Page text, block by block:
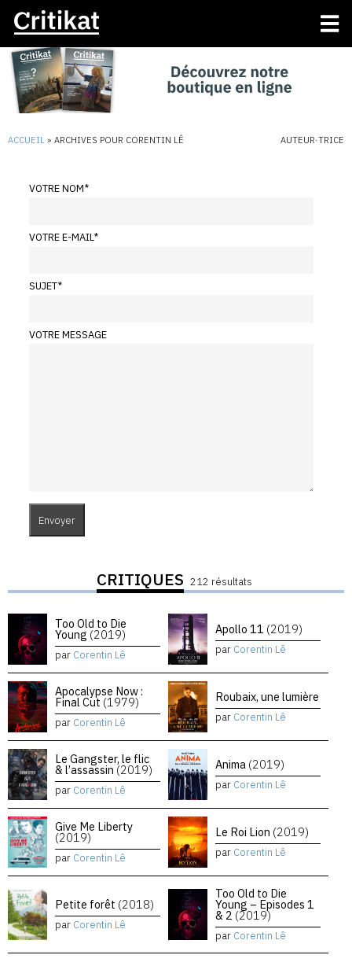
ACCUEIL » ARCHIVES POUR CORENTIN LÊ AUTEUR·TRICE
VOTRE NOM*
VOTRE E-MAIL*
SUJET*
VOTRE MESSAGE
CRITIQUES 212 résultats
Too Old to Die
Young (2019)
par Corentin Lê
Apollo 11 (2019)
par Corentin Lê
Apocalypse Now :
Final Cut (1979)
par Corentin Lê
Roubaix, une lumière
par Corentin Lê
Le Gangster, le flic
& l’assassin (2019)
par Corentin Lê
Anima (2019)
par Corentin Lê
Give Me Liberty
(2019)
par Corentin Lê
Le Roi Lion (2019)
par Corentin Lê
Petite forêt (2018)
par Corentin Lê
Too Old to Die
Young – Episodes 1
& 2 (2019)
par Corentin Lê